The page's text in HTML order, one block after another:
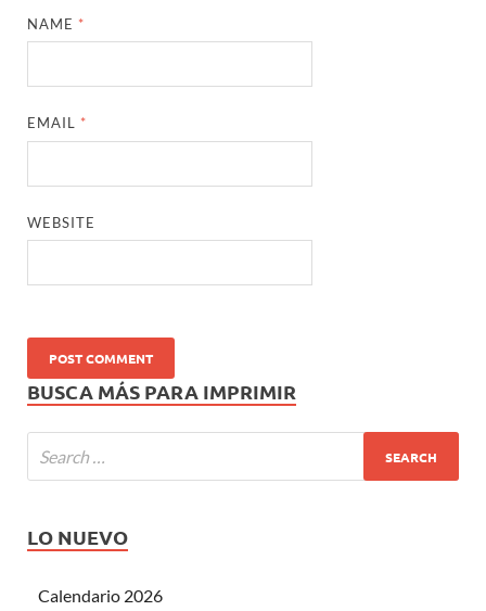
NAME *
EMAIL *
WEBSITE
BUSCA MÁS PARA IMPRIMIR
LO NUEVO
Calendario 2026